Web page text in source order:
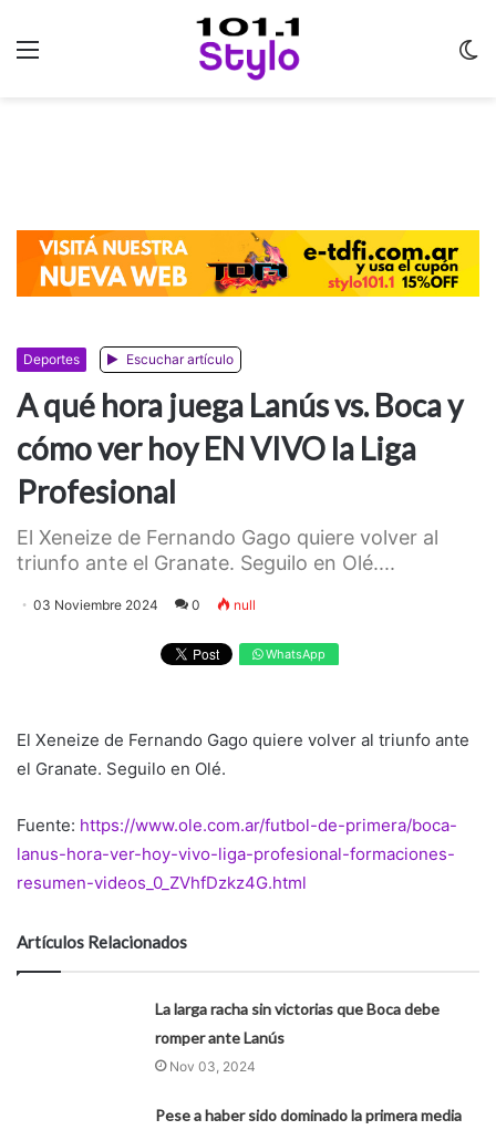
Deportes Escuchar artículo
A qué hora juega Lanús vs. Boca y
cómo ver hoy EN VIVO la Liga
Profesional
El Xeneize de Fernando Gago quiere volver al
triunfo ante el Granate. Seguilo en Olé....
03 Noviembre 2024 0 null
WhatsApp
El Xeneize de Fernando Gago quiere volver al triunfo ante
el Granate. Seguilo en Olé.
Fuente: https://www.ole.com.ar/futbol-de-primera/boca-
lanus-hora-ver-hoy-vivo-liga-profesional-formaciones-
resumen-videos_0_ZVhfDzkz4G.html
Artículos Relacionados
La larga racha sin victorias que Boca debe
romper ante Lanús
Nov 03, 2024
Pese a haber sido dominado la primera media